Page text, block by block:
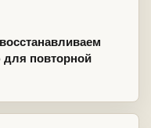
для повторной